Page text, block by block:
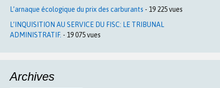
L’arnaque écologique du prix des carburants - 19 225 vues
L’INQUISITION AU SERVICE DU FISC: LE TRIBUNAL
ADMINISTRATIF. - 19 075 vues
Archives